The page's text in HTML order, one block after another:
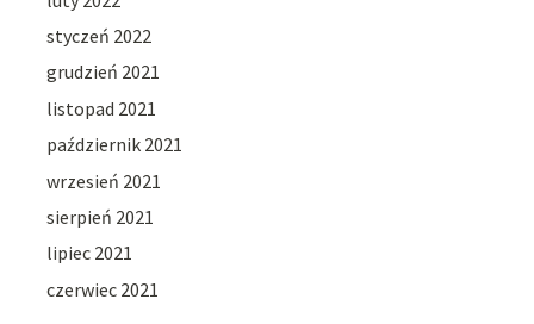
styczeń 2022
grudzień 2021
listopad 2021
październik 2021
wrzesień 2021
sierpień 2021
lipiec 2021
czerwiec 2021